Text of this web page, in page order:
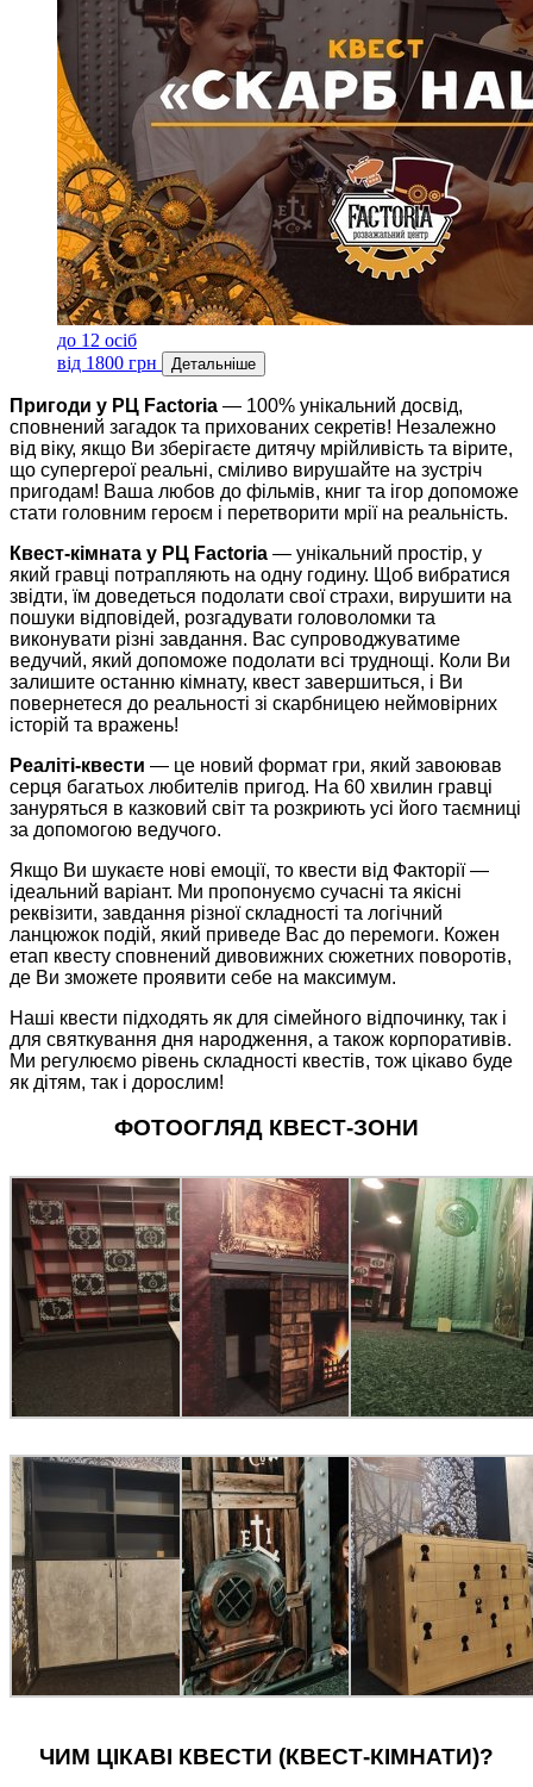
до 12 осіб
від 1800 грн
Детальніше
Пригоди у РЦ Factoria — 100% унікальний досвід,
сповнений загадок та прихованих секретів! Незалежно
від віку, якщо Ви зберігаєте дитячу мрійливість та вірите,
що супергерої реальні, сміливо вирушайте на зустріч
пригодам! Ваша любов до фільмів, книг та ігор допоможе
стати головним героєм і перетворити мрії на реальність.
Квест-кімната у РЦ Factoria — унікальний простір, у
який гравці потрапляють на одну годину. Щоб вибратися
звідти, їм доведеться подолати свої страхи, вирушити на
пошуки відповідей, розгадувати головоломки та
виконувати різні завдання. Вас супроводжуватиме
ведучий, який допоможе подолати всі труднощі. Коли Ви
залишите останню кімнату, квест завершиться, і Ви
повернетеся до реальності зі скарбницею неймовірних
історій та вражень!
Реаліті-квести — це новий формат гри, який завоював
серця багатьох любителів пригод. На 60 хвилин гравці
зануряться в казковий світ та розкриють усі його таємниці
за допомогою ведучого.
Якщо Ви шукаєте нові емоції, то квести від Факторії —
ідеальний варіант. Ми пропонуємо сучасні та якісні
реквізити, завдання різної складності та логічний
ланцюжок подій, який приведе Вас до перемоги. Кожен
етап квесту сповнений дивовижних сюжетних поворотів,
де Ви зможете проявити себе на максимум.
Наші квести підходять як для сімейного відпочинку, так і
для святкування дня народження, а також корпоративів.
Ми регулюємо рівень складності квестів, тож цікаво буде
як дітям, так і дорослим!
ФОТООГЛЯД КВЕСТ-ЗОНИ
ЧИМ ЦІКАВІ КВЕСТИ (КВЕСТ-КІМНАТИ)?